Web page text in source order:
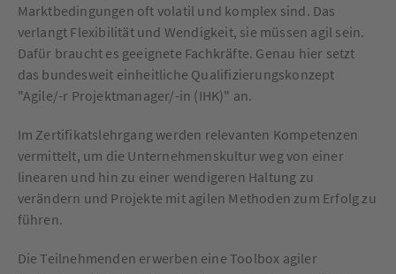
Marktbedingungen oft volatil und komplex sind. Das
verlangt Flexibilität und Wendigkeit, sie müssen agil sein.
Dafür braucht es geeignete Fachkräfte. Genau hier setzt
das bundesweit einheitliche Qualifizierungskonzept
"Agile/-r Projektmanager/-in (IHK)" an.
Im Zertifikatslehrgang werden relevanten Kompetenzen
vermittelt, um die Unternehmenskultur weg von einer
linearen und hin zu einer wendigeren Haltung zu
verändern und Projekte mit agilen Methoden zum Erfolg zu
führen.
Die Teilnehmenden erwerben eine Toolbox agiler